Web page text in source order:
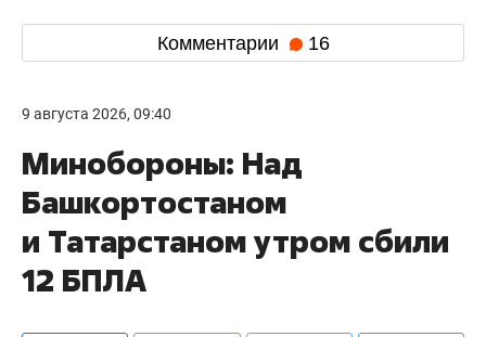
Комментарии 16
9 августа 2026, 09:40
Минобороны: Над
Башкортостаном
и Татарстаном утром сбили
12 БПЛА